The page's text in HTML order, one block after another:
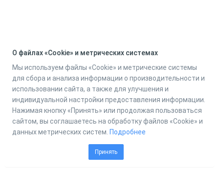
О файлах «Cookie» и метрических системах
Мы используем файлы «Cookie» и метрические системы
для сбора и анализа информации о производительности и
использовании сайта, а также для улучшения и
индивидуальной настройки предоставления информации.
Нажимая кнопку «Принять» или продолжая пользоваться
сайтом, вы соглашаетесь на обработку файлов «Cookie» и
данных метрических систем. Подробнее
Принять